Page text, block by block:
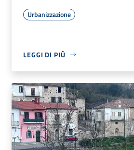
Urbanizzazione
LEGGI DI PIÙ